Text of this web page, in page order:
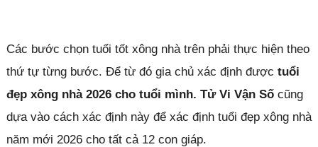
Các bước chọn tuổi tốt xông nhà trên phải thực hiện theo
thứ tự từng bước. Để từ đó gia chủ xác định được tuổi
đẹp xông nhà 2026 cho tuổi mình. Tử Vi Vận Sốcũng
dựa vào cách xác định này để xác định tuổi đẹp xông nhà
năm mới 2026 cho tất cả 12 con giáp.